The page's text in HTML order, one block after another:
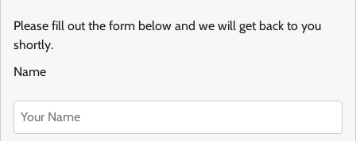
Please fill out the form below and we will get back to you
shortly.
Name